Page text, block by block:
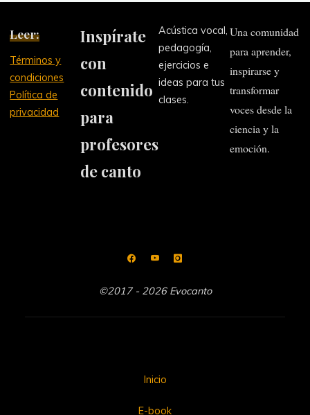
Leer:
Términos y
condiciones
Política de
privacidad
Inspírate
con
contenido
para
profesores
de canto
Acústica vocal,
pedagogía,
ejercicios e
ideas para tus
clases.
Una comunidad
para aprender,
inspirarse y
transformar
voces desde la
ciencia y la
emoción.
©2017 - 2026 Evocanto
Inicio
E-book